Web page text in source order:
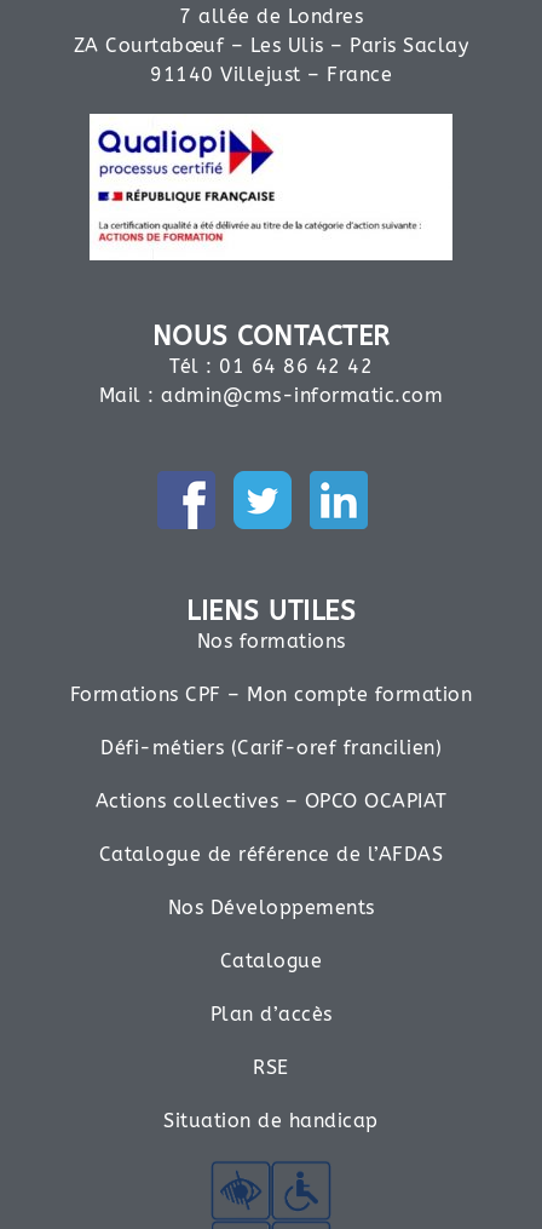
7 allée de Londres
ZA Courtabœuf – Les Ulis – Paris Saclay
91140 Villejust – France
NOUS CONTACTER
Tél : 01 64 86 42 42
Mail :admin@cms-informatic.com
LIENS UTILES
Nos formations
Formations CPF – Mon compte formation
Défi-métiers (Carif-oref francilien)
Actions collectives – OPCO OCAPIAT
Catalogue de référence de l’AFDAS
Nos Développements
Catalogue
Plan d’accès
RSE
Situation de handicap